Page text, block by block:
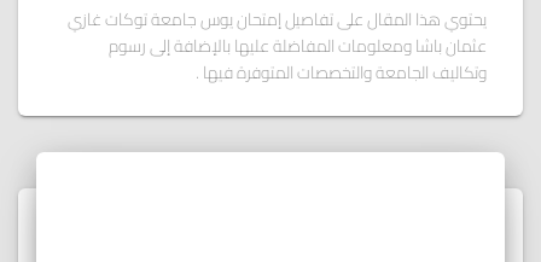
يحتوي هذا المقال على تفاصيل إمتحان يوس جامعة توكات غازي
عثمان باشا ومعلومات المفاضلة عليها بالإضافة إلى رسوم
وتكاليف الجامعة والتخصصات المتوفرة فيها .